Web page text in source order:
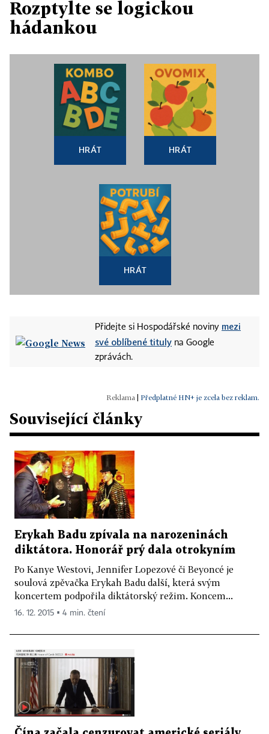
Rozptylte se logickou
hádankou
HRÁT HRÁT
HRÁT
Přidejte si Hospodářské noviny mezi
své oblíbené tituly na Google
zprávách.
Předplatné HN+ je zcela bez reklam.
Související články
Erykah Badu zpívala na narozeninách
diktátora. Honorář prý dala otrokyním
Po Kanye Westovi, Jennifer Lopezové či Beyoncé je
soulová zpěvačka Erykah Badu další, která svým
koncertem podpořila diktátorský režim. Koncem...
16. 12. 2015 ▪ 4 min. čtení